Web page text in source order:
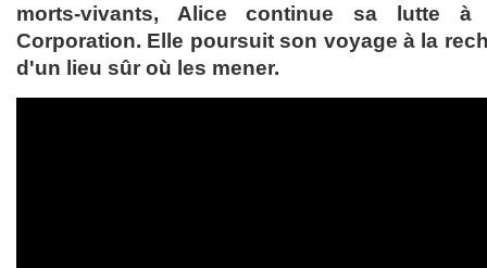
morts-vivants, Alice continue sa lutte à
Corporation. Elle poursuit son voyage à la
d'un lieu sûr où les mener.